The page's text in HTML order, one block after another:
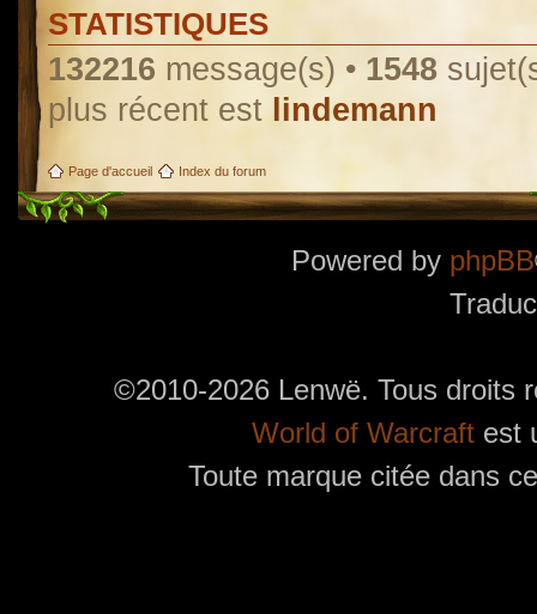
STATISTIQUES
132216 message(s) • 1548
plus récent est lindemann
Page d'accueil Index du forum
Powered by phpBB
©2010-2026 Lenwë. Tous droits
World of Warcraftest
Toute marque citée dans